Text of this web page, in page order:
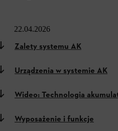
22.04.2026
Zalety systemu AK
Urządzenia w systemie AK
Wideo: Technologia
Wyposażenie i funkcje